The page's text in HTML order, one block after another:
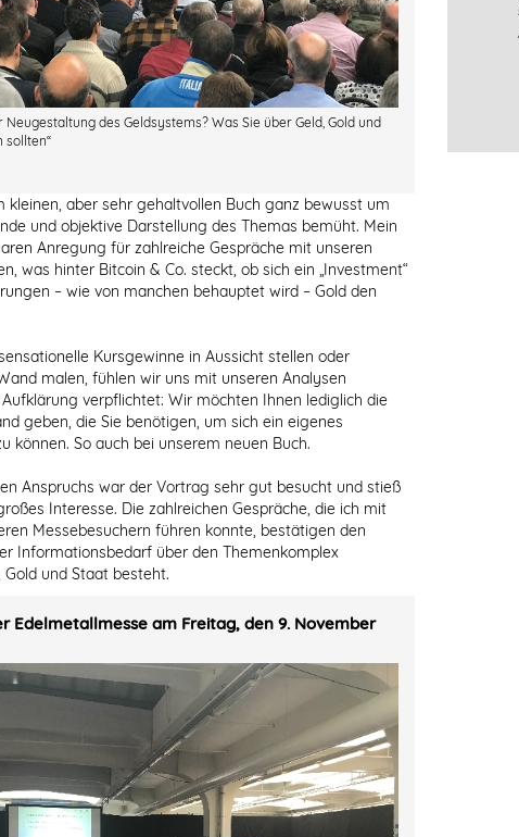
Neugestaltung des Geldsystems? Was Sie über Geld, Gold und
sollten“
kleinen, aber sehr gehaltvollen Buch ganz bewusst um
und objektive Darstellung des Themas bemüht. Mein
Anregung für zahlreiche Gespräche mit unseren
was hinter Bitcoin & Co. steckt, ob sich ein „Investment“
– wie von manchen behauptet wird – Gold den
Kursgewinne in Aussicht stellen oder
malen, fühlen wir uns mit unseren Analysen
verpflichtet: Wir möchten Ihnen lediglich die
geben, die Sie benötigen, um sich ein eigenes
können. So auch bei unserem neuen Buch.
Anspruchs war der Vortrag sehr gut besucht und stieß
Interesse. Die zahlreichen Gespräche, die ich mit
Messebesuchern führen konnte, bestätigen den
Informationsbedarf über den Themenkomplex
und Staat besteht.
Edelmetallmesse am Freitag, den 9. November